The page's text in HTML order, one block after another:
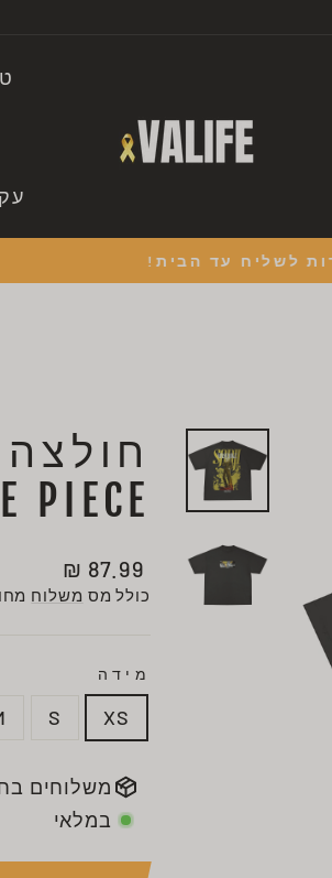
עצור
אפשרות לשליח עד הבית!
PIECE
מחיר
רגיל
87.99 ₪
כולל מס משלוח
מידה
XS
S
משלוחים
במלאי